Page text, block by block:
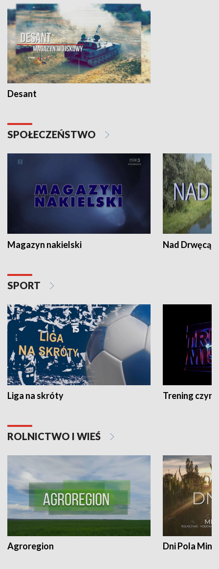
Desant
SPOŁECZEŃSTWO
Magazyn nakielski Nad Drwęcą
SPORT
Liga na skróty Trening czyni
ROLNICTWO I WIEŚ
Agroregion Dni Pola